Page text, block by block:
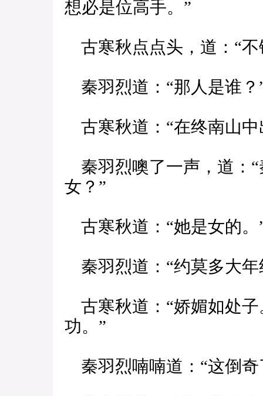
想必是位高手。”
古寒秋点点头，道：“不
秦羽烈道：“那人是谁？
古寒秋道：“在终南山
秦羽烈噢了一声，道：
女？”
古寒秋道：“她是女的。
秦羽烈道：“约莫多大年
古寒秋道：“娇媚如处
功。”
秦羽烈喃喃道：“这倒奇